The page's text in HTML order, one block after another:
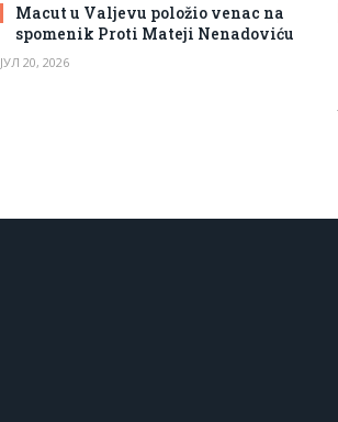
Macut u Valjevu položio venac na
spomenik Proti Mateji Nenadoviću
ЈУЛ 20, 2026